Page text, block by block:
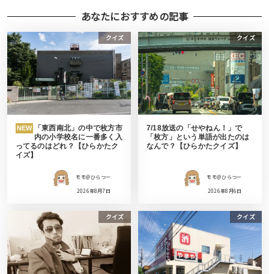
あなたにおすすめの記事
クイズ
NEW
「東西南北」の中で枚方市
内の小学校名に一番多く入
ってるのはどれ？【ひらかたク
イズ】
モモ＠ひらつー
2026年8月7日
クイズ
7/18放送の「せやねん！」で
「枚方」という単語が出たのは
なんで？【ひらかたクイズ】
モモ＠ひらつー
2026年8月6日
クイズ クイズ